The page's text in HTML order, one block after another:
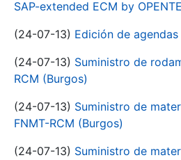
SAP-extended ECM by
(24-07-13) Edición de
(24-07-13) Suministro de
RCM (Burgos)
(24-07-13) Suministro de
FNMT-RCM (Burgos)
(24-07-13) Suministro de